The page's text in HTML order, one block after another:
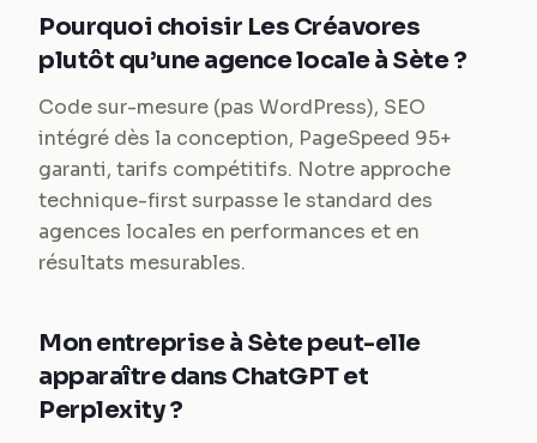
Pourquoi choisir Les Créavores
plutôt qu’une agence locale à Sète ?
Code sur-mesure (pas WordPress), SEO
intégré dès la conception, PageSpeed 95+
garanti, tarifs compétitifs. Notre approche
technique-first surpasse le standard des
agences locales en performances et en
résultats mesurables.
Mon entreprise à Sète peut-elle
apparaître dans ChatGPT et
Perplexity ?